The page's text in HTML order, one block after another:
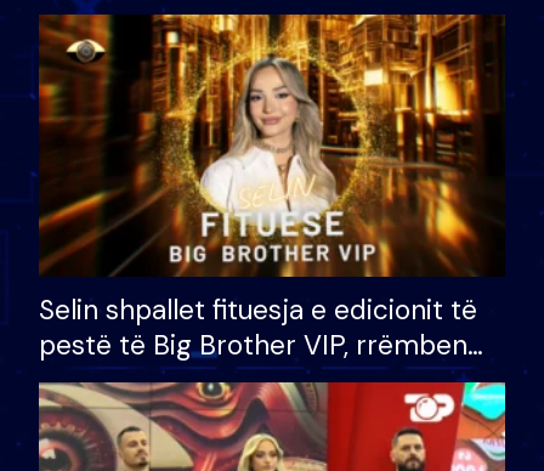
Selin shpallet fituesja e edicionit të
pestë të Big Brother VIP, rrëmben
çmimin e madh prej 100 mijë eurosh